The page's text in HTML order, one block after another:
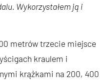
Wykorzystałem ją i
metrów trzecie miejsce
kraulem i
krążkami na 200, 400